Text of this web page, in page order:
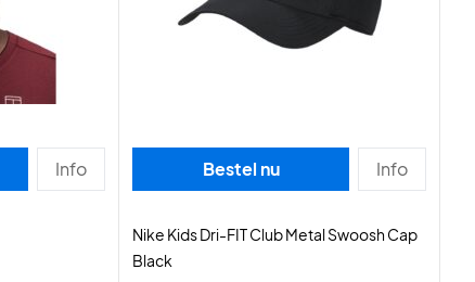
Info Bestel nu Info
Nike Kids Dri-FIT Club Metal Swoosh Cap
Black